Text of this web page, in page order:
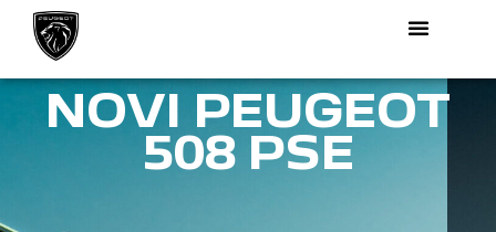
NOVI PEUGEOT
508 PSE